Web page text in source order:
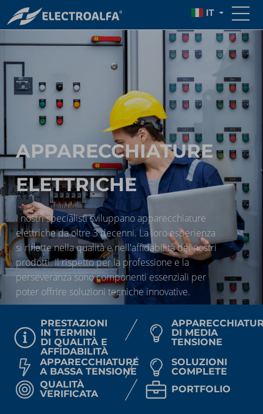
IT
APPARECCHIATURE
ELETTRICHE
I nostri specialisti sviluppano apparecchiature
elettriche da oltre 3 decenni. La loro esperienza
si riflette nella qualità e nell'affidabilità dei nostri
prodotti. Il rispetto per la professione e la
perseveranza sono componenti essenziali per
poter offrire soluzioni tecniche innovative.
PRESTAZIONI
IN TERMINI
DI QUALITÀ E
AFFIDABILITÀ
DI MEDIA
TENSIONE
APPARECCHIATURE
A BASSA TENSIONE
SOLUZIONI
COMPLETE
QUALITÀ
VERIFICATA
PORTFOLIO